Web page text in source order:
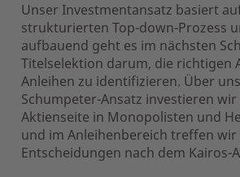
Unser Investmentansatz basiert
strukturierten Top-down-Prozess
aufbauend geht es im nächsten
Titelselektion darum, die richtigen
Anleihen zu identifizieren. Über
Schumpeter-Ansatz investieren
Aktienseite in Monopolisten und
und im Anleihenbereich treffen wir
Entscheidungen nach dem Kairos-